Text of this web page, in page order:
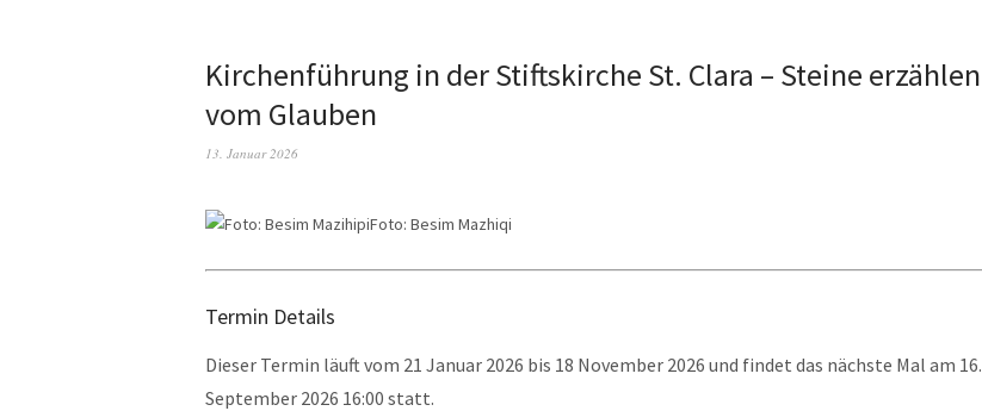
Kirchenführung in der Stiftskirche St. Clara – Steine erzählen
vom Glauben
13. Januar 2026
Foto: Besim Mazhiqi
Termin Details
Dieser Termin läuft vom 21 Januar 2026 bis 18 November 2026 und findet das nächste Mal am 16.
September 2026 16:00 statt.